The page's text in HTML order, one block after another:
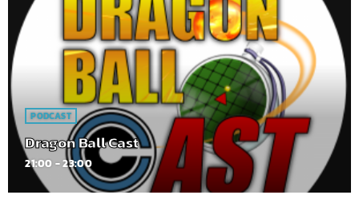
PODCAST
Dragon Ball Cast
21:00 - 23:00